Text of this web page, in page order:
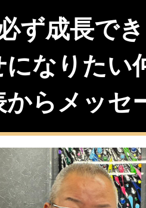
ず成長で
なりたい
からメッセ